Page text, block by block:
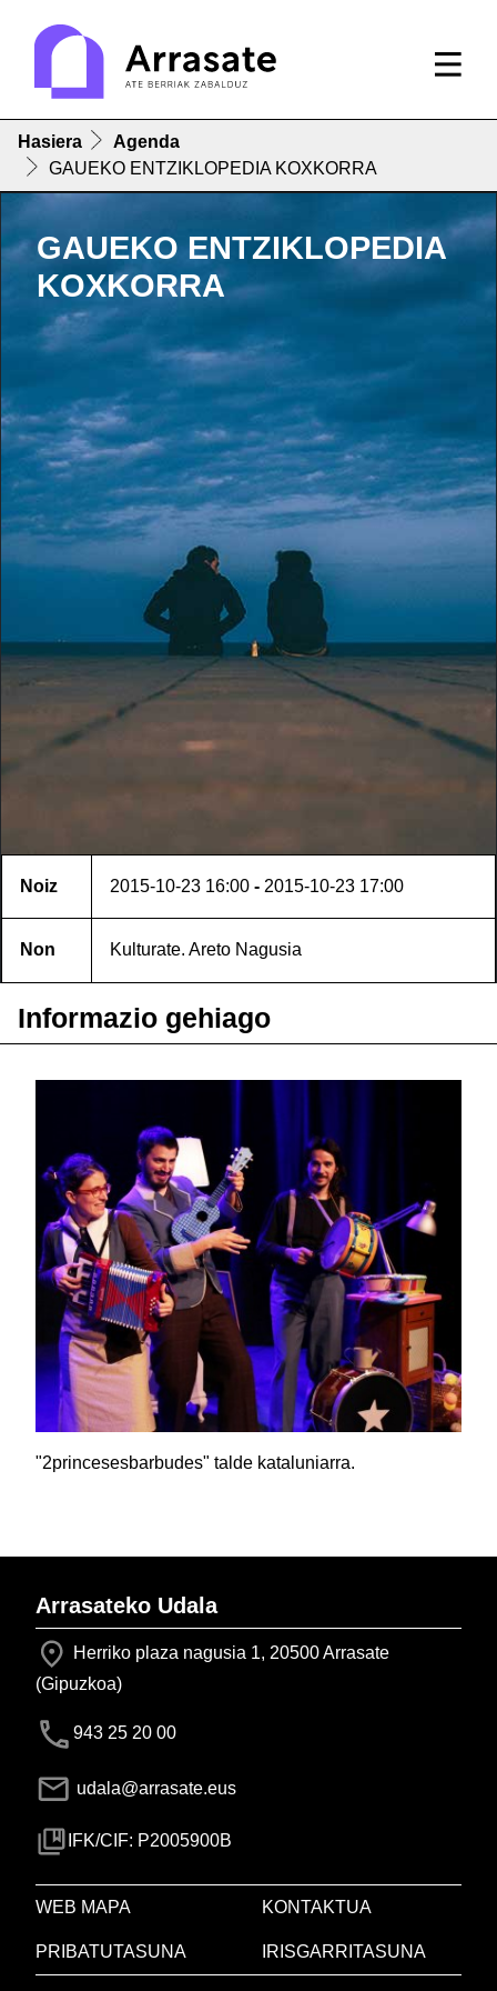
Hasiera
Agenda
GAUEKO ENTZIKLOPEDIA KOXKORRA
GAUEKO ENTZIKLOPEDIA
KOXKORRA
Noiz 2015-10-23 16:00 - 2015-10-23 17:00
Non Kulturate. Areto Nagusia
Informazio gehiago
"2princesesbarbudes" talde kataluniarra.
Arrasateko Udala
Herriko plaza nagusia 1, 20500 Arrasate
(Gipuzkoa)
943 25 20 00
udala@arrasate.eus
IFK/CIF: P2005900B
WEB MAPA KONTAKTUA
PRIBATUTASUNA IRISGARRITASUNA